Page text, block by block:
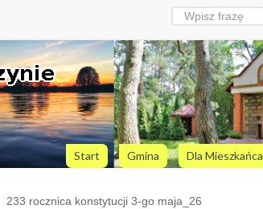
Start Gmina Dla Mieszkańca
233 rocznica konstytucji 3-go maja_26